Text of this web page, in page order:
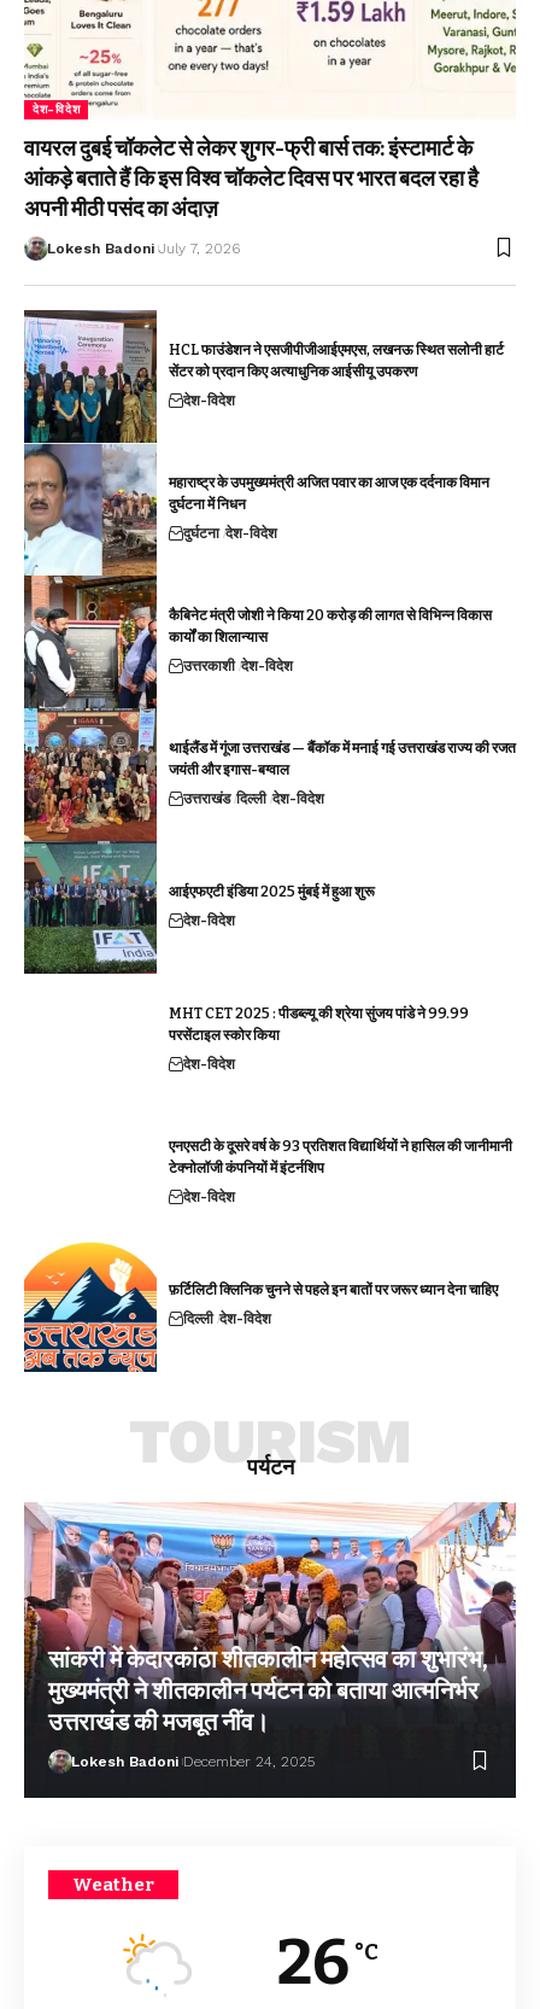
देश-विदेश
वायरल दुबई चॉकलेट से लेकर शुगर-फ्री बार्स तक: इंस्टामार्ट के
आंकड़े बताते हैं कि इस विश्व चॉकलेट दिवस पर भारत बदल रहा है
अपनी मीठी पसंद का अंदाज़
Lokesh Badoni July 7, 2026
HCL फाउंडेशन ने एसजीपीजीआईएमएस, लखनऊ स्थित सलोनी हार्ट
सेंटर को प्रदान किए अत्याधुनिक आईसीयू उपकरण
देश-विदेश
महाराष्ट्र के उपमुख्यमंत्री अजित पवार का आज एक दर्दनाक विमान
दुर्घटना में निधन
दुर्घटना देश-विदेश
कैबिनेट मंत्री जोशी ने किया 20 करोड़ की लागत से विभिन्न विकास
कार्यों का शिलान्यास
उत्तरकाशी देश-विदेश
थाईलैंड में गूंजा उत्तराखंड — बैंकॉक में मनाई गई उत्तराखंड राज्य की रजत
जयंती और इगास-बग्वाल
उत्तराखंड दिल्ली देश-विदेश
आईएफएटी इंडिया 2025 मुंबई में हुआ शुरू
देश-विदेश
MHT CET 2025 : पीडब्ल्यू की श्रेया सुंजय पांडे ने 99.99
परसेंटाइल स्कोर किया
देश-विदेश
एनएसटी के दूसरे वर्ष के 93 प्रतिशत विद्यार्थियों ने हासिल की जानीमानी
टेक्नोलॉजी कंपनियों में इंटर्नशिप
देश-विदेश
फ़र्टिलिटी क्लिनिक चुनने से पहले इन बातों पर जरूर ध्यान देना चाहिए
दिल्ली देश-विदेश
पर्यटन
TOURISM
सांकरी में केदारकांठा शीतकालीन महोत्सव का शुभारंभ,
मुख्यमंत्री ने शीतकालीन पर्यटन को बताया आत्मनिर्भर
उत्तराखंड की मजबूत नींव।
Lokesh Badoni December 24, 2025
Weather
26 °C